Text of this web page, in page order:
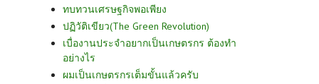
ทบทวนเศรษฐกิจพอเพียง
ปฏิวัติเขียว(The Green Revolution)
เบื่องานประจำอยากเป็นเกษตรกร ต้องทำ
อย่างไร
ผมเป็นเกษตรกรเต็มขั้นแล้วครับ